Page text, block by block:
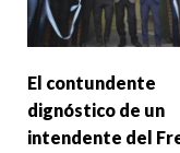
El contundente
dignóstico de un
intendente del